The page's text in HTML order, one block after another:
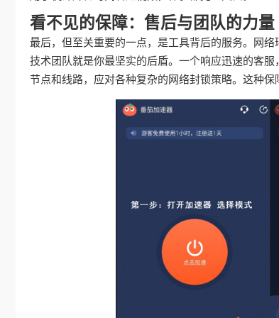
看不见的保障：售后与团队的力量
最后，但至关重要的一点，是工具背后的服务。网
技术团队就是你最坚实的后盾。一个响应迅速的客
节点和线路，应对各种复杂的网络封锁策略。这种